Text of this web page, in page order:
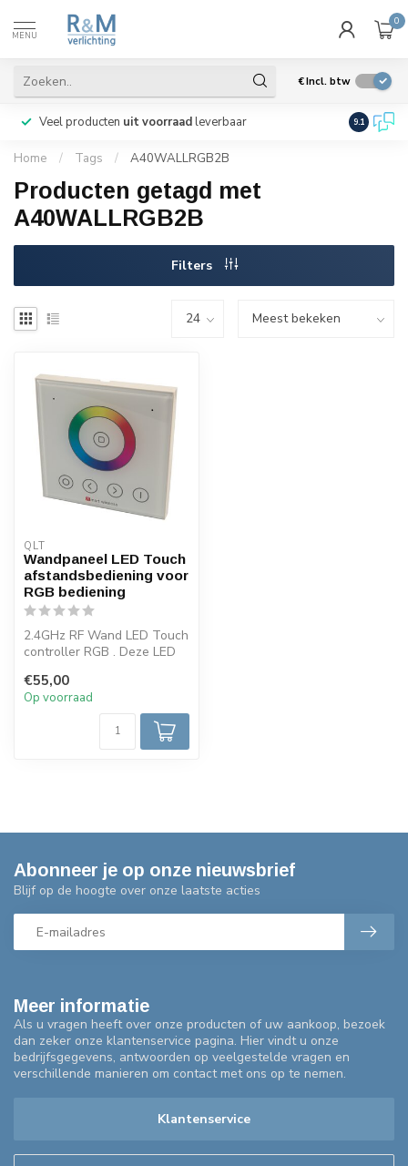
MENU
0
€Incl. btw
Veel producten uit voorraadleverbaar Wij
9.1
Home / Tags / A40WALLRGB2B
Producten getagd met
A40WALLRGB2B
Filters
QLT
Wandpaneel LED Touch
afstandsbediening voor
RGB bediening
2.4GHz RF Wand LED Touch
controller RGB . Deze LED
geb...
€55,00
Op voorraad
Meer informatie
Als u vragen heeft over onze producten of uw aankoop, bezoek
dan zeker onze klantenservice pagina. Hier vindt u onze
bedrijfsgegevens, antwoorden op veelgestelde vragen en
verschillende manieren om contact met ons op te nemen.
Klantenservice
Abonneer je op onze nieuwsbrief
Blijf op de hoogte over onze laatste acties